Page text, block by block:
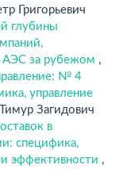
Григорьевич
глубины
АЭС за рубежом ,
№ 4
управление
Загидович
в
специфика,
эффективности ,